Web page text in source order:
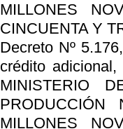
MILLONES
CINCUENTA Y
Decreto Nº
crédito
MINISTERIO
MILLONES